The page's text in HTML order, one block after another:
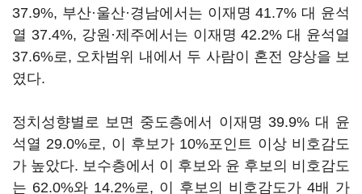
37.9%, 부산·울산·경남에서는 이재명 41.7% 대 윤석
열 37.4%, 강원·제주에서는 이재명 42.2% 대 윤석열
37.6%로, 오차범위 내에서 두 사람이 혼전 양상을 보
였다.
정치성향별로 보면 중도층에서 이재명 39.9% 대 윤
석열 29.0%로, 이 후보가 10%포인트 이상 비호감도
가 높았다. 보수층에서 이 후보와 윤 후보의 비호감도
는 62.0%와 14.2%로, 이 후보의 비호감도가 4배 가